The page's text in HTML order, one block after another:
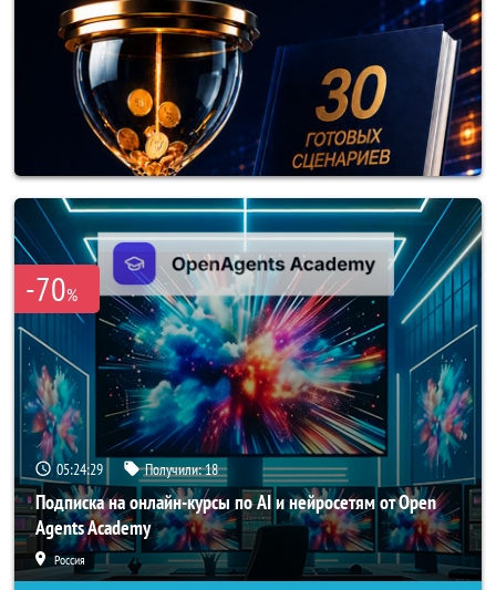
-70%
05:24:25 Получили:18
Подписка на онлайн-курсы по AI и нейросетям от Open
Agents Academy
Россия